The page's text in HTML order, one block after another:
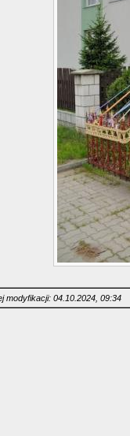
modyfikacji: 04.10.2024, 09:34